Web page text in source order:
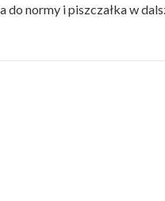
do normy i piszczałka w